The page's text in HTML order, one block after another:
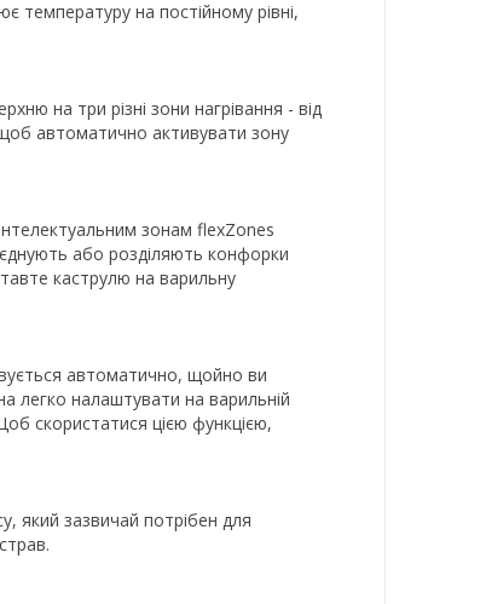
температуру на постійному рівні,
на три різні зони нагрівання - від
автоматично активувати зону
зонам flexZones
або розділяють конфорки
каструлю на варильну
автоматично, щойно ви
легко налаштувати на варильній
скористатися цією функцією,
який зазвичай потрібен для